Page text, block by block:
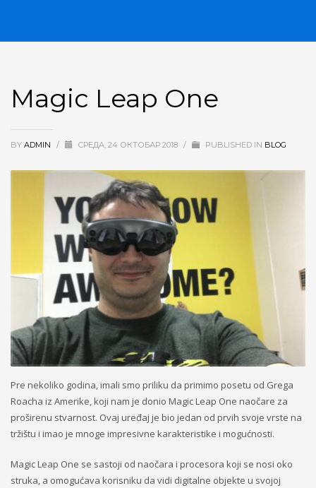
Magic Leap One
BY ADMIN / CРЕДА, 24 ОКТОБАР 2018 / PUBLISHED IN BLOG
Pre nekoliko godina, imali smo priliku da primimo posetu od Grega
Roacha iz Amerike, koji nam je donio Magic Leap One naočare za
proširenu stvarnost. Ovaj uređaj je bio jedan od prvih svoje vrste na
tržištu i imao je mnoge impresivne karakteristike i mogućnosti.
Magic Leap One se sastoji od naočara i procesora koji se nosi oko
struka, a omogućava korisniku da vidi digitalne objekte u svojoj